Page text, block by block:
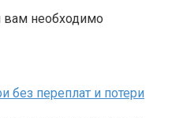
вам необходимо
переплат и потери